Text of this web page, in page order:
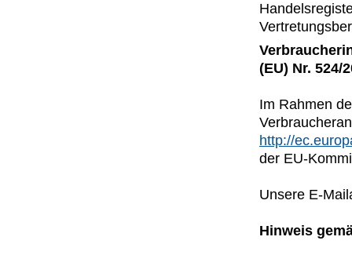
(EU) Nr. 524/
Im Rahmen
http://
der EU-
Unsere E-
Hinweis